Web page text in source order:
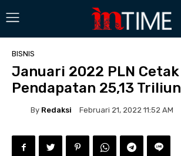
BISNIS
Januari 2022 PLN Cetak
Pendapatan 25,13 Triliun
By Redaksi Februari 21, 2022 11:52 AM